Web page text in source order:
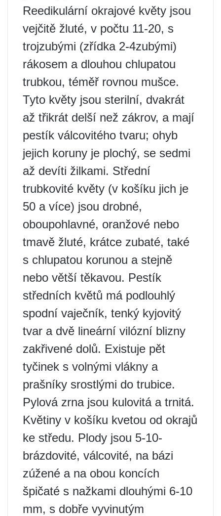
Reedikulární okrajové květy jsou
vejčitě žluté, v počtu 11-20, s
trojzubými (zřídka 2-4zubými)
rákosem a dlouhou chlupatou
trubkou, téměř rovnou mušce.
Tyto květy jsou sterilní, dvakrát
až třikrát delší než zákrov, a mají
pestík válcovitého tvaru; ohyb
jejich koruny je plochý, se sedmi
až devíti žilkami. Střední
trubkovité květy (v košíku jich je
50 a více) jsou drobné,
oboupohlavné, oranžové nebo
tmavě žluté, krátce zubaté, také
s chlupatou korunou a stejně
nebo větší těkavou. Pestík
středních květů má podlouhlý
spodní vaječník, tenký kyjovitý
tvar a dvě lineární vilózní blizny
zakřivené dolů. Existuje pět
tyčinek s volnými vlákny a
prašníky srostlými do trubice.
Pylová zrna jsou kulovitá a trnitá.
Květiny v košíku kvetou od okrajů
ke středu. Plody jsou 5-10-
brázdovité, válcovité, na bázi
zúžené a na obou koncích
špičaté s nažkami dlouhými 6-10
mm, s dobře vyvinutým